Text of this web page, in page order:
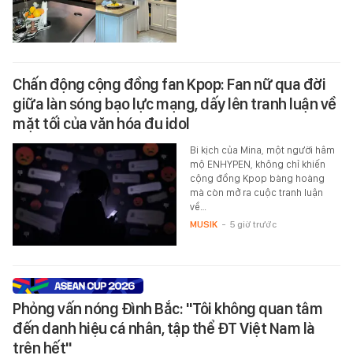
Chấn động cộng đồng fan Kpop: Fan nữ qua đời
giữa làn sóng bạo lực mạng, dấy lên tranh luận về
mặt tối của văn hóa đu idol
Bi kịch của Mina, một người hâm
mộ ENHYPEN, không chỉ khiến
cộng đồng Kpop bàng hoàng
mà còn mở ra cuộc tranh luận
về…
MUSIK - 5 giờ trước
Phỏng vấn nóng Đình Bắc: "Tôi không quan tâm
đến danh hiệu cá nhân, tập thể ĐT Việt Nam là
trên hết"